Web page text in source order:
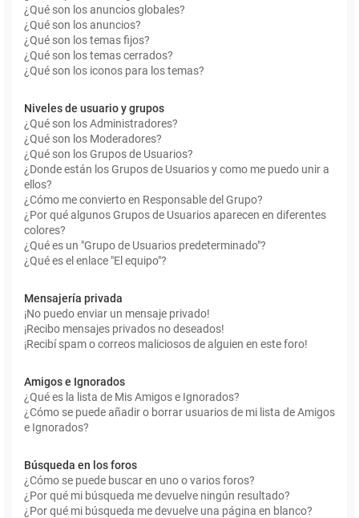
¿Qué son los anuncios globales?
¿Qué son los anuncios?
¿Qué son los temas fijos?
¿Qué son los temas cerrados?
¿Qué son los iconos para los temas?
Niveles de usuario y grupos
¿Qué son los Administradores?
¿Qué son los Moderadores?
¿Qué son los Grupos de Usuarios?
¿Donde están los Grupos de Usuarios y como me puedo unir a
ellos?
¿Cómo me convierto en Responsable del Grupo?
¿Por qué algunos Grupos de Usuarios aparecen en diferentes
colores?
¿Qué es un "Grupo de Usuarios predeterminado"?
¿Qué es el enlace "El equipo"?
Mensajería privada
¡No puedo enviar un mensaje privado!
¡Recibo mensajes privados no deseados!
¡Recibí spam o correos maliciosos de alguien en este foro!
Amigos e Ignorados
¿Qué es la lista de Mis Amigos e Ignorados?
¿Cómo se puede añadir o borrar usuarios de mi lista de Amigos
e Ignorados?
Búsqueda en los foros
¿Cómo se puede buscar en uno o varios foros?
¿Por qué mi búsqueda me devuelve ningún resultado?
¿Por qué mi búsqueda me devuelve una página en blanco?